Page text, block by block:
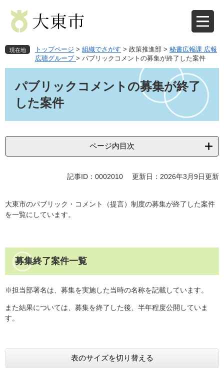
先
で
を
ば
へ
現在地 トップページ > 組織でさがす > 政策推進部 > 秘書広報課 広報
広聴グループ > パブリックコメントの募集が終了した案件
パブリックコメントの募集が終了
した案件
ページ内目次
記事ID：0002010 更新日：2026年3月9日更新
大東市のパブリック・コメント（提言）制度の募集が終了した案件
を一覧にしています。
募集終了案件一覧
※担当部署名は、募集を実施した当時の名称を記載しています。
また結果については、募集を終了した後、半年程度公開していま
す。
表のサイズを切り替える